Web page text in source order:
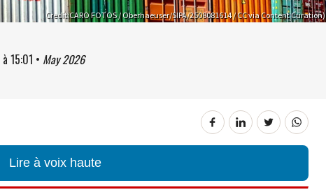
Credit:CARO FOTOS / Oberhaeuser/SIPA/2508081614 / CC via Content Curation)
à 15:01 • May 2026
Lire à voix haute